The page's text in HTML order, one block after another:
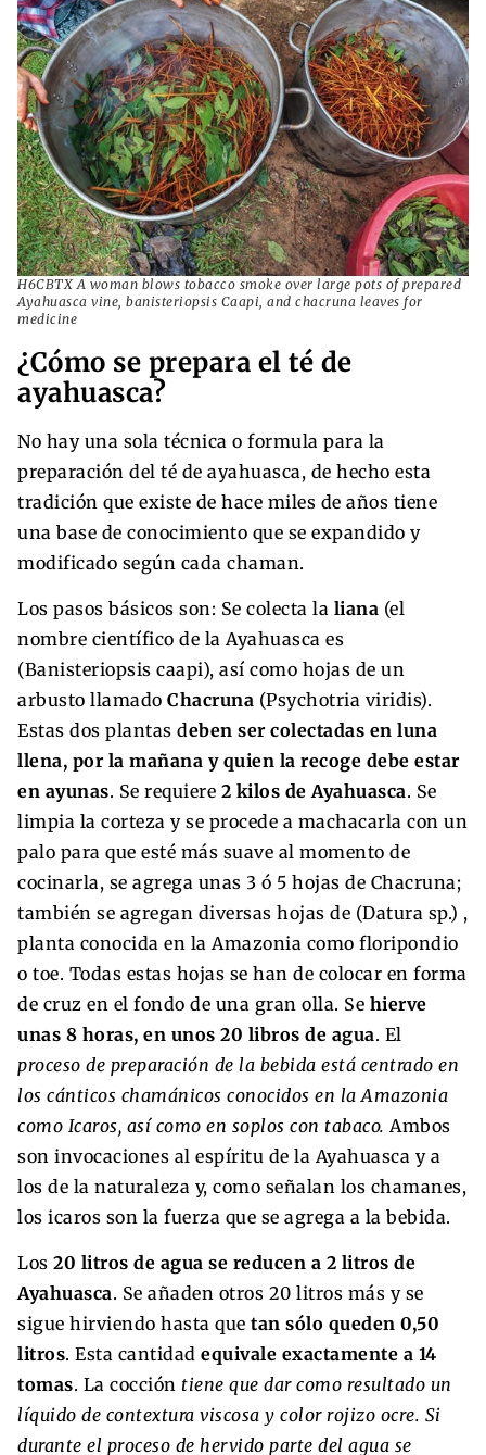
H6CBTX A woman blows tobacco smoke over large pots of prepared
Ayahuasca vine, banisteriopsis Caapi, and chacruna leaves for
medicine
¿Cómo se prepara el té de
ayahuasca?
No hay una sola técnica o formula para la
preparación del té de ayahuasca, de hecho esta
tradición que existe de hace miles de años tiene
una base de conocimiento que se expandido y
modificado según cada chaman.
Los pasos básicos son: Se colecta la liana (el
nombre científico de la Ayahuasca es
(Banisteriopsis caapi), así como hojas de un
arbusto llamado Chacruna (Psychotria viridis).
Estas dos plantas deben ser colectadas en luna
llena, por la mañana y quien la recoge debe estar
en ayunas. Se requiere 2 kilos de Ayahuasca. Se
limpia la corteza y se procede a machacarla con un
palo para que esté más suave al momento de
cocinarla, se agrega unas 3 ó 5 hojas de Chacruna;
también se agregan diversas hojas de (Datura sp.) ,
planta conocida en la Amazonia como floripondio
o toe. Todas estas hojas se han de colocar en forma
de cruz en el fondo de una gran olla. Se hierve
unas 8 horas, en unos 20 libros de agua. El
proceso de preparación de la bebida está centrado en
los cánticos chamánicos conocidos en la Amazonia
como Icaros, así como en soplos con tabaco. Ambos
son invocaciones al espíritu de la Ayahuasca y a
los de la naturaleza y, como señalan los chamanes,
los icaros son la fuerza que se agrega a la bebida.
Los 20 litros de agua se reducen a 2 litros de
Ayahuasca. Se añaden otros 20 litros más y se
sigue hirviendo hasta que tan sólo queden 0,50
litros. Esta cantidad equivale exactamente a 14
tomas. La cocción tiene que dar como resultado un
líquido de contextura viscosa y color rojizo ocre. Si
durante el proceso de hervido parte del agua se